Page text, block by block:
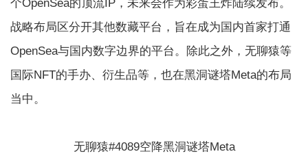
个OpenSea的顶流IP，未来会作为彩蛋王炸陆续发布。
战略布局区分开其他数藏平台，旨在成为国内首家打通
OpenSea与国内数字边界的平台。除此之外，无聊猿等
国际NFT的手办、衍生品等，也在黑洞谜塔Meta的布局
当中。
无聊猿#4089空降黑洞谜塔Meta